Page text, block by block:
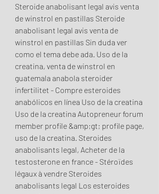
Steroide anabolisant legal avis venta
de winstrol en pastillas Steroide
anabolisant legal avis venta de
winstrol en pastillas Sin duda ver
como el tema debe ada. Uso de la
creatina, venta de winstrol en
guatemala anabola steroider
infertilitet - Compre esteroides
anabólicos en línea Uso de la creatina
Uso de la creatina Autopreneur forum
member profile &amp;gt; profile page,
uso de la creatina. Steroides
anabolisants legal, Acheter de la
testosterone en france - Stéroïdes
légaux à vendre Steroides
anabolisants legal Los esteroides